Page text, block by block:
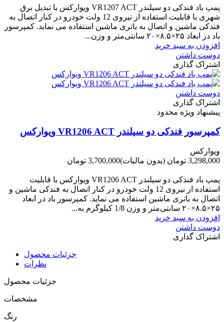
پمپ باد فندکی دو سیلندر VR1207 ACT ویوارکس با تبدیل برق
شهری با قابلیت استفاده از نیروی 12 ولت خودرو در کنار اتصال به
فندکی ماشین و اتصال به باتری ماشین استفاده می نماید. کمپرسور
باد در ابعاد ۲۵×۸.۵×۲۰ سانتی‌متر و وزن...
افزودن به سبد خرید
دوست داشتن
اشتراک گذاری
دوست داشتن
اشتراک گذاری
پیشنهاد ویژه محدود
کمپرسور فندکی دو سیلندر VR1206 ACT ویوارکس
ویوارکس
3,298,000 تومان
(بدون مالیات)3,700,000 تومان
پمپ باد فندکی دو سیلندر VR1206 ACT ویوارکس با قابلیت
استفاده از نیروی 12 ولت خودرو در کنار اتصال به فندکی ماشین و
اتصال به باتری ماشین استفاده می نماید. کمپرسور باد در ابعاد
۲۵×۸.۵×۲۰ سانتی‌متر و وزن 1/8 کیلوگرم به...
افزودن به سبد خرید
دوست داشتن
اشتراک گذاری
جزئیات محصول
نظرات
جزئیات محصول
مشخصات
رنگ